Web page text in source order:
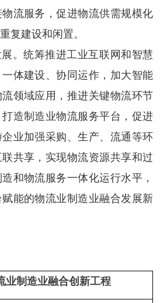
流服务，促进物流供需规模化
复建设和闲置。
。统筹推进工业互联网和智慧
体建设、协同运作，加大智能
领域应用，推进关键物流环节
造制造业物流服务平台，促进
业加强采购、生产、流通等环
共享，实现物流资源共享和过
和物流服务一体化运行水平，
能的物流业制造业融合发展新
业制造业融合创新工程